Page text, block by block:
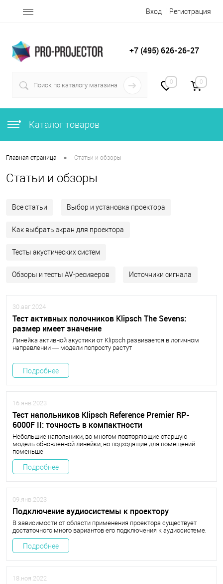
Вход Регистрация
+7 (495) 626-26-27
0 0
Каталог товаров
Главная страница • Статьи и обзоры
Статьи и обзоры
Все статьи Выбор и установка проектора
Как выбрать экран для проектора
Тесты акустических систем
Обзоры и тесты AV-ресиверов Источники сигнала
30.авг.2024
Тест активных полочников Klipsch The Sevens:
размер имеет значение
Линейка активной акустики от Klipsch развивается в логичном
направлении — модели попросту растут
Подробнее
16.янв.2023
Тест напольников Klipsch Reference Premier RP-
6000F II: точность в компактности
Небольшие напольники, во многом повторяющие старшую
модель обновленной линейки, но подходящие для помещений
поменьше
Подробнее
09.янв.2023
Подключение аудиосистемы к проектору
В зависимости от области применения проектора существует
достаточного много вариантов его подключения к аудиосистеме.
Подробнее
18.ноя.2022